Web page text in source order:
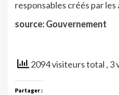
responsables créés par
source: Gouvernement
2094 visiteurs total , 3
Partager :